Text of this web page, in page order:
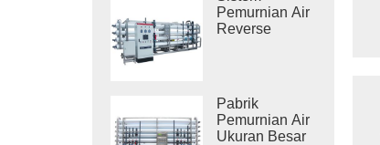
Pemurnian Air
Reverse
Pabrik
Pemurnian Air
Ukuran Besar